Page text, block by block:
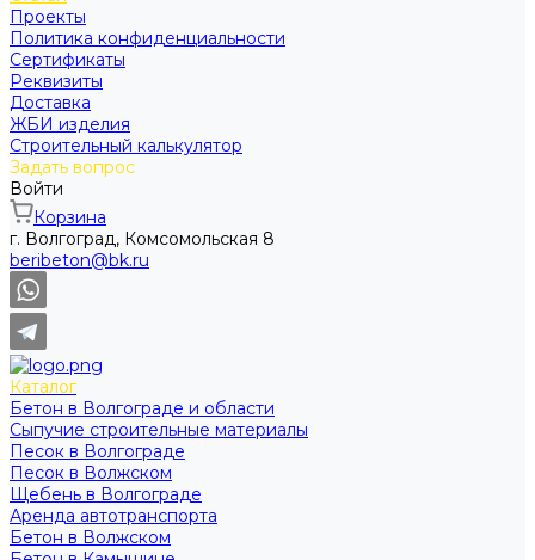
Проекты
Политика конфиденциальности
Сертификаты
Реквизиты
Доставка
ЖБИ изделия
Строительный калькулятор
Задать вопрос
Войти
Корзина
г. Волгоград, Комсомольская 8
beribeton@bk.ru
Каталог
Бетон в Волгограде и области
Сыпучие строительные материалы
Песок в Волгограде
Песок в Волжском
Щебень в Волгограде
Аренда автотранспорта
Бетон в Волжском